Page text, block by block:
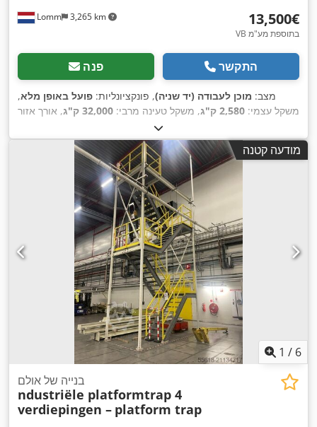
Lomm 3,265 km ‏13,500 ‏€
VB בתוספת מע"מ
פנה התקשר
מצב: מוכן לעבודה (יד שניה), פונקציונליות: פועל באופן מלא,
משקל עצמי: 2,580 ק"ג , משקל טעינה מרבי: 32,000 ק"ג
, אורך אזור
, רוחב שטח הטעינה:
המטען:720 מ"מ , נפח שטח טעינה:7.5 מ"ק , שנת ייצור:2009 ,
מודעה קטנה
1 / 6
בנייה של אולם
ndustriële platformtrap 4
verdiepingen – platform trap